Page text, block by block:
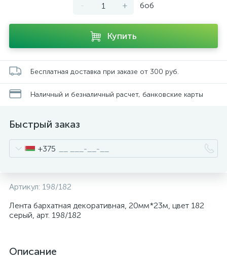
- + боб
Купить
Бесплатная доставка при заказе от 300 руб.
Наличный и безналичный расчет, банковские карты
Быстрый заказ
+375
Артикул: 198/182
Лента бархатная декоративная, 20мм*23м, цвет 182
серый, арт. 198/182
Описание